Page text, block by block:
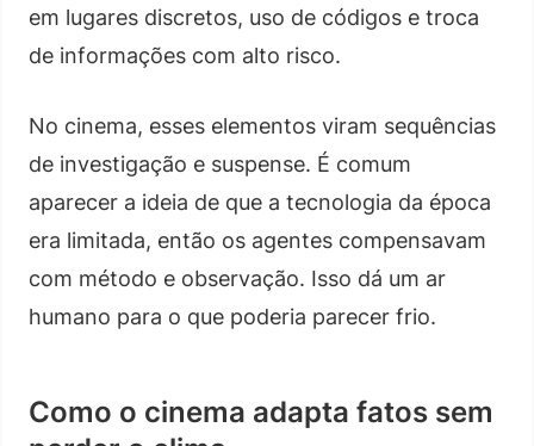
em lugares discretos, uso de códigos e troca
de informações com alto risco.
No cinema, esses elementos viram sequências
de investigação e suspense. É comum
aparecer a ideia de que a tecnologia da época
era limitada, então os agentes compensavam
com método e observação. Isso dá um ar
humano para o que poderia parecer frio.
Como o cinema adapta fatos sem